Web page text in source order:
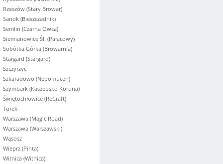
Rzeszów (Stary Browar)
Sanok (Bieszczadnik)
Semlin (Czarna Owca)
Siemianowice Śl. (Pałacowy)
Sobótka Górka (Browarnia)
Stargard (Stargard)
Szczyrzyc
Szkaradowo (Nepomucen)
Szymbark (Kaszebsko Koruna)
Świętochłowice (ReCraft)
Turek
Warszawa (Magic Road)
Warszawa (Warszawski)
Wąsosz
Wieprz (Pinta)
Witnica (Witnica)